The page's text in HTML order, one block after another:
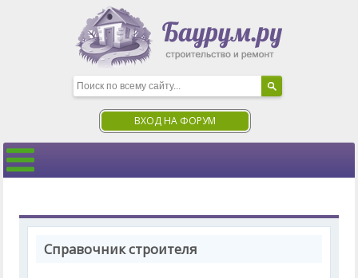
ВХОД НА ФОРУМ
Справочник строителя